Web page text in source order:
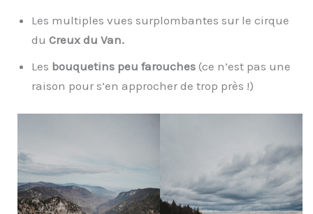
Les multiples vues surplombantes sur le cirque
du Creux du Van.
Les bouquetins peu farouches (ce n’est pas une
raison pour s’en approcher de trop près !)